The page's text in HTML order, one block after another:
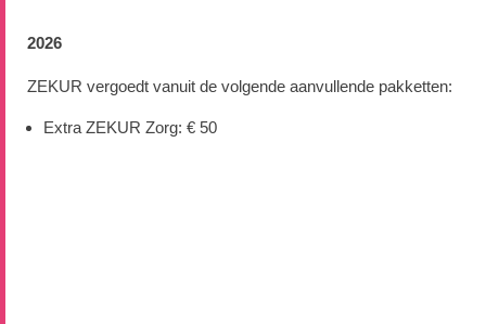
2026
ZEKUR vergoedt vanuit de volgende aanvullende pakketten:
Extra ZEKUR Zorg: € 50